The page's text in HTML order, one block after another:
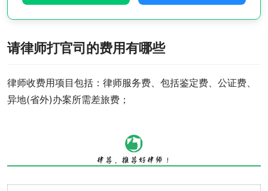
请律师打官司的费用有哪些
律师收费用项目包括：律师服务费、包括鉴定费、公证费、
异地(省外)办案所需差旅费；